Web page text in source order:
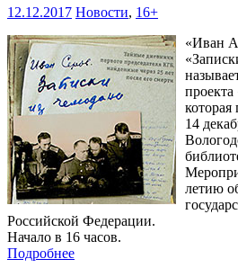
12.12.2017 Новости, 16+
«Иван
проекта
которая
14
летию
Российской Федерации.
Начало в 16 часов.
Подробнее